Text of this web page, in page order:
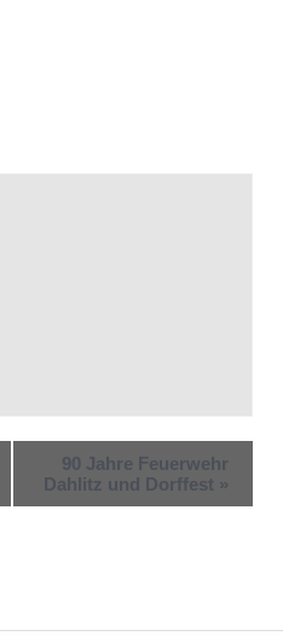
90 Jahre Feuerwehr
Dahlitz und Dorffest »